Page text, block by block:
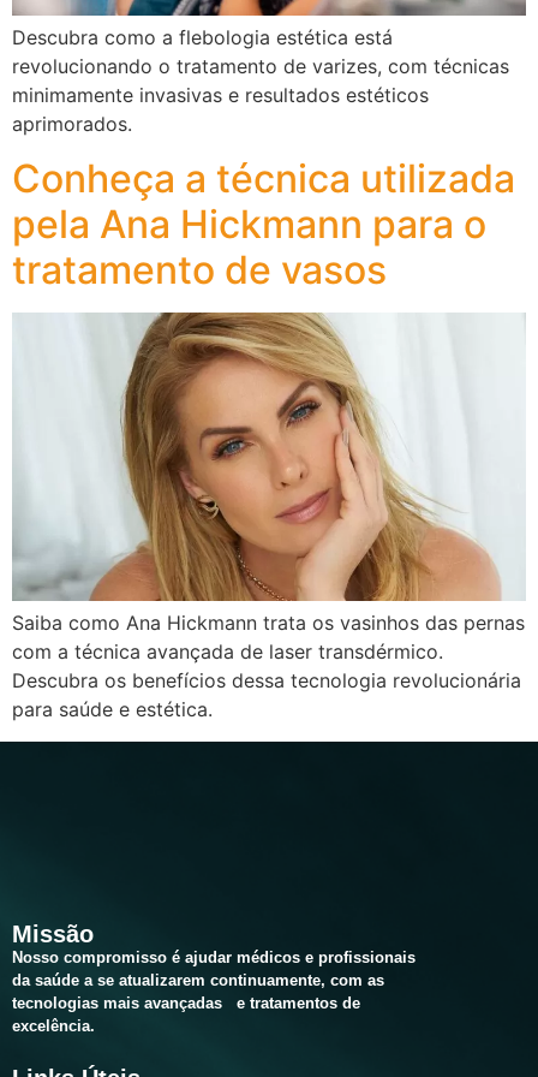
Descubra como a flebologia estética está
revolucionando o tratamento de varizes, com técnicas
minimamente invasivas e resultados estéticos
aprimorados.
Conheça a técnica utilizada
pela Ana Hickmann para o
tratamento de vasos
Saiba como Ana Hickmann trata os vasinhos das pernas
com a técnica avançada de laser transdérmico.
Descubra os benefícios dessa tecnologia revolucionária
para saúde e estética.
Missão
Nosso compromisso é ajudar médicos e profissionais
da saúde a se atualizarem continuamente, com as
tecnologias mais avançadas e tratamentos de
excelência.